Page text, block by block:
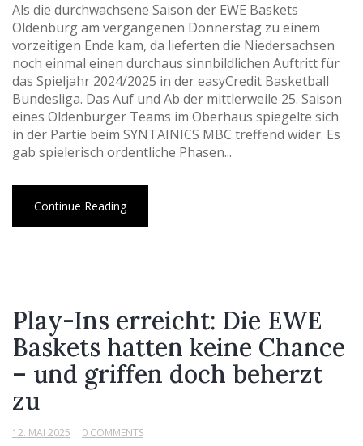
Als die durchwachsene Saison der EWE Baskets
Oldenburg am vergangenen Donnerstag zu einem
vorzeitigen Ende kam, da lieferten die Niedersachsen
noch einmal einen durchaus sinnbildlichen Auftritt für
das Spieljahr 2024/2025 in der easyCredit Basketball
Bundesliga. Das Auf und Ab der mittlerweile 25. Saison
eines Oldenburger Teams im Oberhaus spiegelte sich
in der Partie beim SYNTAINICS MBC treffend wider. Es
gab spielerisch ordentliche Phasen...
Continue Reading
Play-Ins erreicht: Die EWE
Baskets hatten keine Chance
– und griffen doch beherzt
zu
12. MAI 2025 0 COMMENTS